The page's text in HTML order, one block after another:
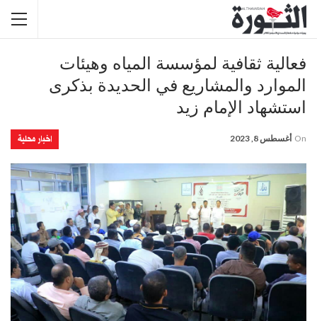
فعالية ثقافية لمؤسسة المياه وهيئات
الموارد والمشاريع في الحديدة بذكرى
استشهاد الإمام زيد
اخبار محلية On أغسطس 8, 2023